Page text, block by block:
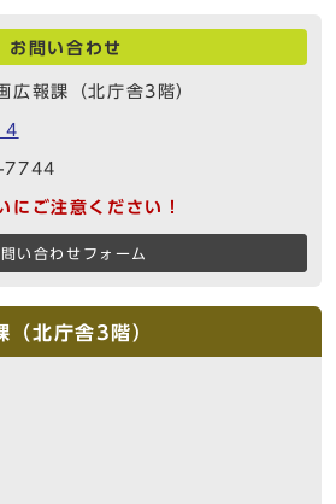
お問い合わせ
広報課（北庁舎3階）
7744
にご注意ください！
い合わせフォーム
（北庁舎3階）